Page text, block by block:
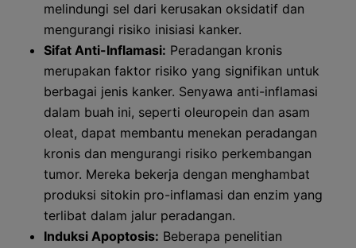
melindungi sel dari kerusakan oksidatif dan
mengurangi risiko inisiasi kanker.
Sifat Anti-Inflamasi: Peradangan kronis
merupakan faktor risiko yang signifikan untuk
berbagai jenis kanker. Senyawa anti-inflamasi
dalam buah ini, seperti oleuropein dan asam
oleat, dapat membantu menekan peradangan
kronis dan mengurangi risiko perkembangan
tumor. Mereka bekerja dengan menghambat
produksi sitokin pro-inflamasi dan enzim yang
terlibat dalam jalur peradangan.
Induksi Apoptosis: Beberapa penelitian